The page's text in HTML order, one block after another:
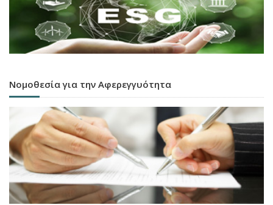
Νομοθεσία για την Αφερεγγυότητα